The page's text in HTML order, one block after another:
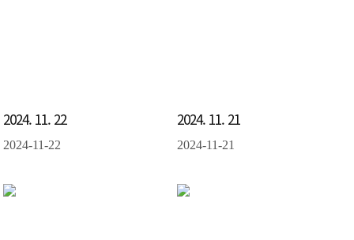
2024. 11. 22
2024-11-22
2024. 11. 21
2024-11-21